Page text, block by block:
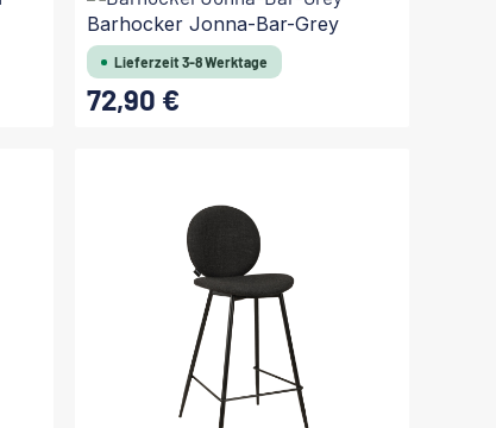
Barhocker Jonna-Bar-Grey
Lieferzeit 3-8 Werktage
Regulärer Preis:
72,90 €